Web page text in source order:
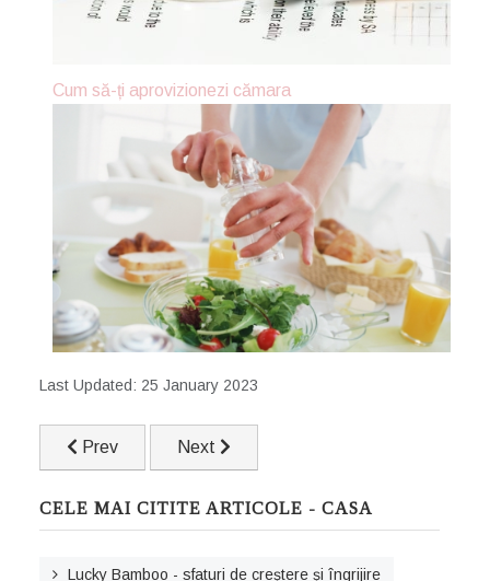
Cum să-ți aprovizionezi cămara
Last Updated: 25 January 2023
Previous article: Cum să-ți aprovizionezi cămara
Prev Next article: Cum să reziști tentației de
Next
CELE MAI CITITE ARTICOLE - CASA
Lucky Bamboo - sfaturi de creștere și îngrijire